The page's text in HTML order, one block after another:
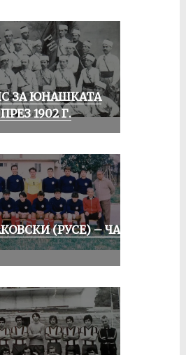
ЗА ЮНАШКАТА
1902 Г.
(РУСЕ) – ЧАСТ